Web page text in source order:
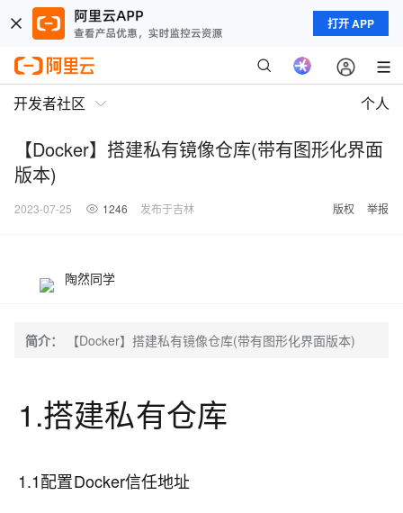
打开 APP
开发者社区 个人
【Docker】搭建私有镜像仓库(带有图形化界面
版本)
2023-07-25 1246 发布于吉林 版权 举报
陶然同学
简介： 【Docker】搭建私有镜像仓库(带有图形化界面版本)
1.搭建私有仓库
1.1配置Docker信任地址